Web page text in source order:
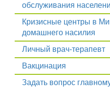
обслуживания
Кризисные центры в
домашнего насилия
Личный врач-терапевт
Вакцинация
Задать вопрос